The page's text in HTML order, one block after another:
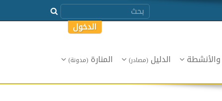
الدخول
والأنشطة الدليل (مصادر) المنارة (مدونة)